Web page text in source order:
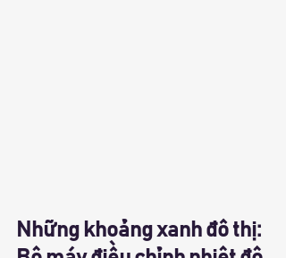
Những khoảng xanh đô thị: